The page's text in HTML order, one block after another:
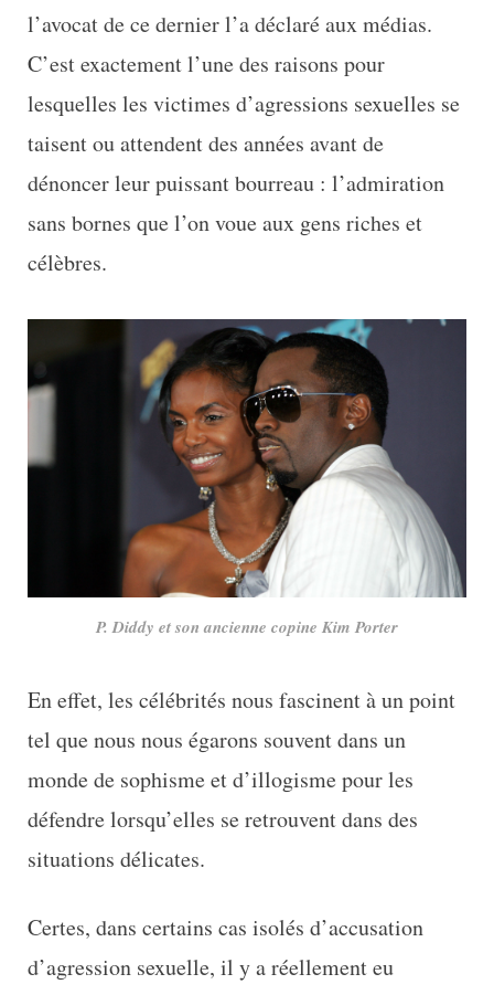
l’avocat de ce dernier l’a déclaré aux médias.
C’est exactement l’une des raisons pour
lesquelles les victimes d’agressions sexuelles se
taisent ou attendent des années avant de
dénoncer leur puissant bourreau : l’admiration
sans bornes que l’on voue aux gens riches et
célèbres.
P. Diddy et son ancienne copine Kim Porter
En effet, les célébrités nous fascinent à un point
tel que nous nous égarons souvent dans un
monde de sophisme et d’illogisme pour les
défendre lorsqu’elles se retrouvent dans des
situations délicates.
Certes, dans certains cas isolés d’accusation
d’agression sexuelle, il y a réellement eu